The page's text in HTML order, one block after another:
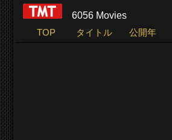
6056 Movies
TOP
タイトル 公開年